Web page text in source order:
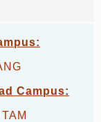
Campus: